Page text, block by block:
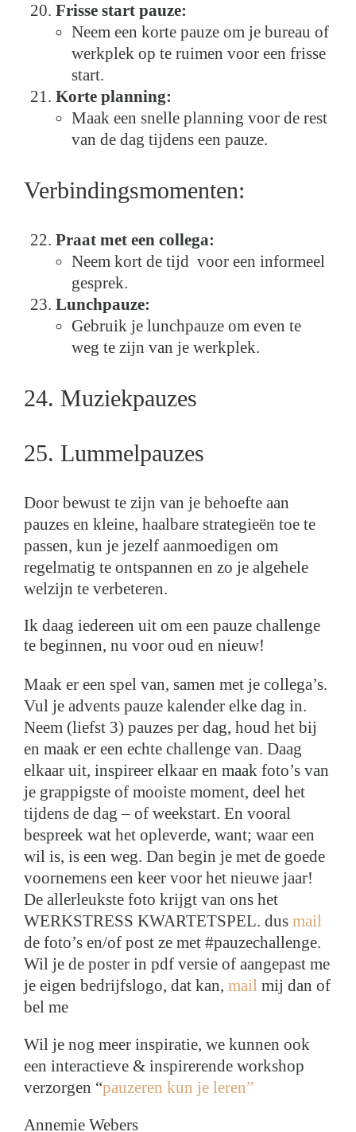
Frisse start pauze:
Neem een korte pauze om je bureau of
werkplek op te ruimen voor een frisse
start.
Korte planning:
Maak een snelle planning voor de rest
van de dag tijdens een pauze.
Verbindingsmomenten:
Praat met een collega:
Neem kort de tijd voor een informeel
gesprek.
Lunchpauze:
Gebruik je lunchpauze om even te
weg te zijn van je werkplek.
24. Muziekpauzes
25. Lummelpauzes
Door bewust te zijn van je behoefte aan
pauzes en kleine, haalbare strategieën toe te
passen, kun je jezelf aanmoedigen om
regelmatig te ontspannen en zo je algehele
welzijn te verbeteren.
Ik daag iedereen uit om een pauze challenge
te beginnen, nu voor oud en nieuw!
Maak er een spel van, samen met je collega’s.
Vul je advents pauze kalender elke dag in.
Neem (liefst 3) pauzes per dag, houd het bij
en maak er een echte challenge van. Daag
elkaar uit, inspireer elkaar en maak foto’s van
je grappigste of mooiste moment, deel het
tijdens de dag – of weekstart. En vooral
bespreek wat het opleverde, want; waar een
wil is, is een weg. Dan begin je met de goede
voornemens een keer voor het nieuwe jaar!
De allerleukste foto krijgt van ons het
WERKSTRESS KWARTETSPEL. dus mail
de foto’s en/of post ze met #pauzechallenge.
Wil je de poster in pdf versie of aangepast me
je eigen bedrijfslogo, dat kan, mailmij dan of
bel me
Wil je nog meer inspiratie, we kunnen ook
een interactieve & inspirerende workshop
verzorgen “pauzeren kun je leren”
Annemie Webers